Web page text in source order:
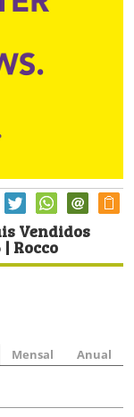
Vendidos
Rocco
Mensal Anual